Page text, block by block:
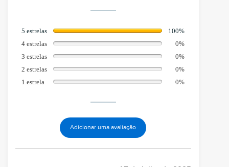
5 estrelas
100%
4 estrelas
0%
3 estrelas
0%
2 estrelas
0%
1 estrela
0%
Adicionar uma avaliação